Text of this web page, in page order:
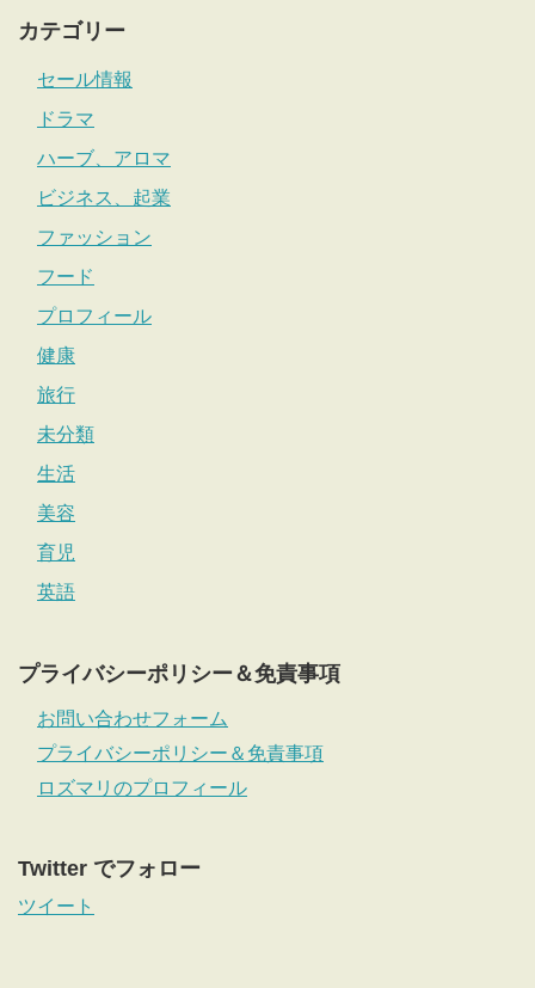
カテゴリー
セール情報
ドラマ
ハーブ、アロマ
ビジネス、起業
ファッション
フード
プロフィール
健康
旅行
未分類
生活
美容
育児
英語
プライバシーポリシー＆免責事項
お問い合わせフォーム
プライバシーポリシー＆免責事項
ロズマリのプロフィール
Twitter でフォロー
ツイート